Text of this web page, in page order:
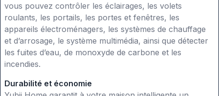
vous pouvez contrôler les éclairages, les volets
roulants, les portails, les portes et fenêtres, les
appareils électroménagers, les systèmes de chauffage
et d’arrosage, le système multimédia, ainsi que détecter
les fuites d’eau, de monoxyde de carbone et les
incendies.
Durabilité et économie